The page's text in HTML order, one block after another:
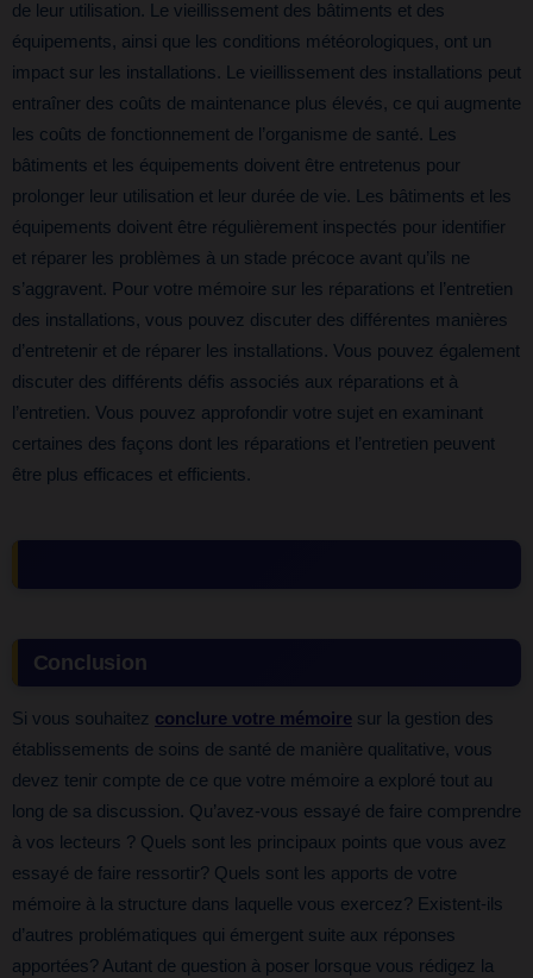
de leur utilisation. Le vieillissement des bâtiments et des
équipements, ainsi que les conditions météorologiques, ont un
impact sur les installations. Le vieillissement des installations peut
entraîner des coûts de maintenance plus élevés, ce qui augmente
les coûts de fonctionnement de l’organisme de santé. Les
bâtiments et les équipements doivent être entretenus pour
prolonger leur utilisation et leur durée de vie. Les bâtiments et les
équipements doivent être régulièrement inspectés pour identifier
et réparer les problèmes à un stade précoce avant qu’ils ne
s’aggravent. Pour votre mémoire sur les réparations et l’entretien
des installations, vous pouvez discuter des différentes manières
d’entretenir et de réparer les installations. Vous pouvez également
discuter des différents défis associés aux réparations et à
l’entretien. Vous pouvez approfondir votre sujet en examinant
certaines des façons dont les réparations et l’entretien peuvent
être plus efficaces et efficients.
Conclusion
Si vous souhaitez conclure votre mémoire sur la gestion des
établissements de soins de santé de manière qualitative, vous
devez tenir compte de ce que votre mémoire a exploré tout au
long de sa discussion. Qu’avez-vous essayé de faire comprendre
à vos lecteurs ? Quels sont les principaux points que vous avez
essayé de faire ressortir? Quels sont les apports de votre
mémoire à la structure dans laquelle vous exercez? Existent-ils
d’autres problématiques qui émergent suite aux réponses
apportées? Autant de question à poser lorsque vous rédigez la